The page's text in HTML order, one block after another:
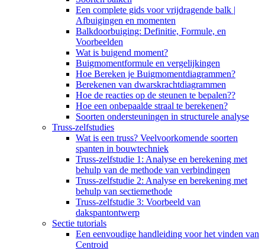
Een complete gids voor vrijdragende balk |
Afbuigingen en momenten
Balkdoorbuiging: Definitie, Formule, en
Voorbeelden
Wat is buigend moment?
Buigmomentformule en vergelijkingen
Hoe Bereken je Buigmomentdiagrammen?
Berekenen van dwarskrachtdiagrammen
Hoe de reacties op de steunen te bepalen??
Hoe een onbepaalde straal te berekenen?
Soorten ondersteuningen in structurele analyse
Truss-zelfstudies
Wat is een truss? Veelvoorkomende soorten
spanten in bouwtechniek
Truss-zelfstudie 1: Analyse en berekening met
behulp van de methode van verbindingen
Truss-zelfstudie 2: Analyse en berekening met
behulp van sectiemethode
Truss-zelfstudie 3: Voorbeeld van
dakspantontwerp
Sectie tutorials
Een eenvoudige handleiding voor het vinden van
Centroid